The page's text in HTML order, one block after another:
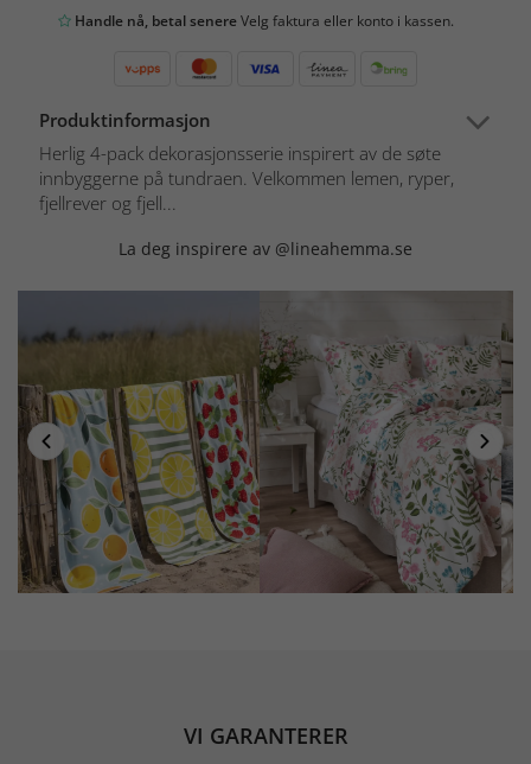
Handle nå, betal senereVelg faktura eller konto i kassen.
Produktinformasjon
Herlig 4-pack dekorasjonsserie inspirert av de søte
innbyggerne på tundraen. Velkommen lemen, ryper,
fjellrever og fjell...
La deg inspirere av @lineahemma.se
VI GARANTERER